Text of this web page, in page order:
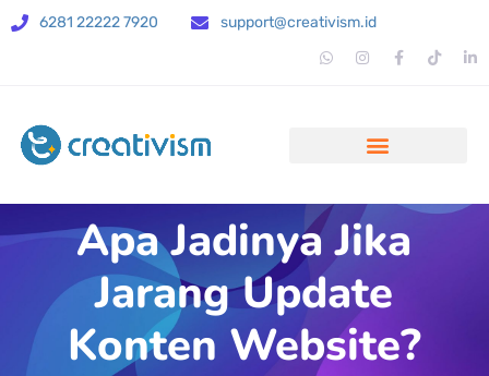
6281 22222 7920 support@creativism.id
Apa Jadinya Jika
Jarang Update
Konten Website?